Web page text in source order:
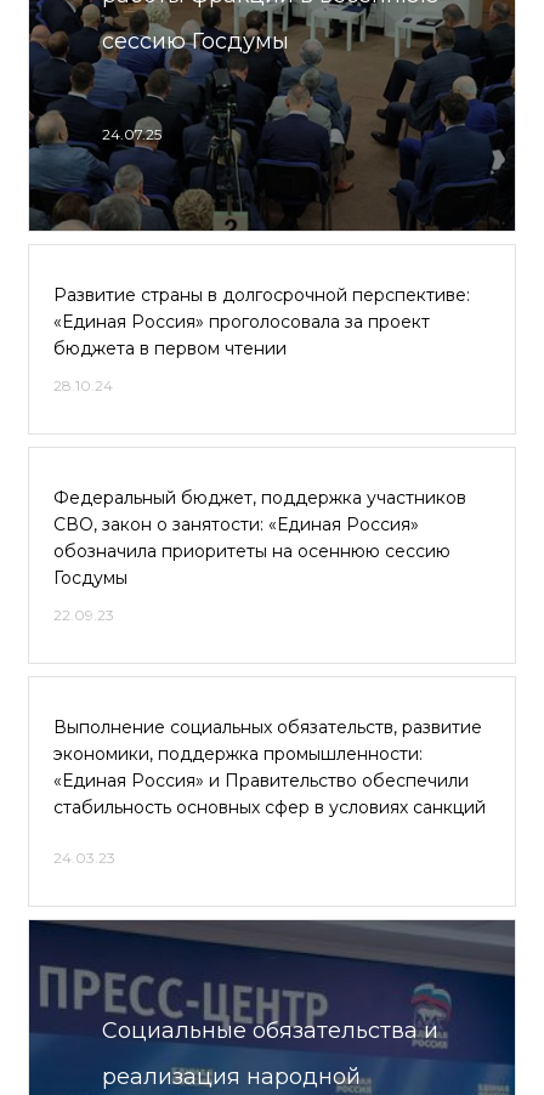
сессию Госдумы
24.07.25
Развитие страны в долгосрочной перспективе:
«Единая Россия» проголосовала за проект
бюджета в первом чтении
28.10.24
Федеральный бюджет, поддержка участников
СВО, закон о занятости: «Единая Россия»
обозначила приоритеты на осеннюю сессию
Госдумы
22.09.23
Выполнение социальных обязательств, развитие
экономики, поддержка промышленности:
«Единая Россия» и Правительство обеспечили
стабильность основных сфер в условиях санкций
24.03.23
Социальные обязательства и
реализация народной